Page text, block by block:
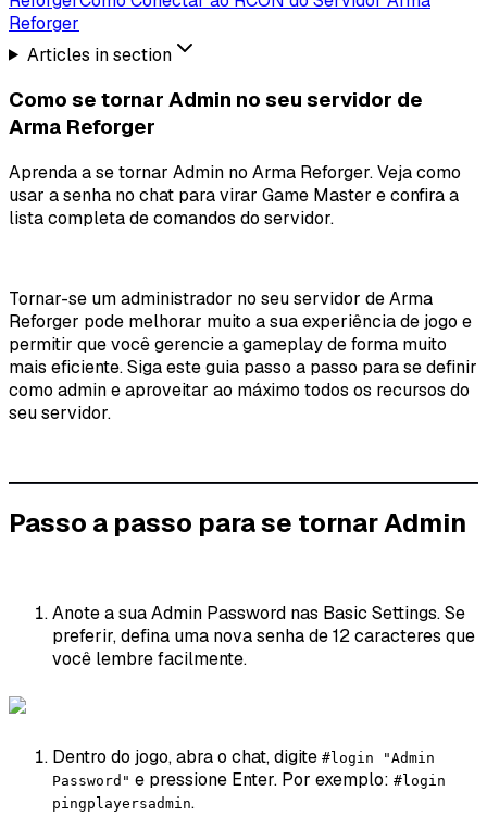
Reforger
Articles in section
Como se tornar Admin no seu servidor de
Arma Reforger
Aprenda a se tornar Admin no Arma Reforger. Veja como
usar a senha no chat para virar Game Master e confira a
lista completa de comandos do servidor.
Tornar-se um administrador no seu servidor de Arma
Reforger pode melhorar muito a sua experiência de jogo e
permitir que você gerencie a gameplay de forma muito
mais eficiente. Siga este guia passo a passo para se definir
como admin e aproveitar ao máximo todos os recursos do
seu servidor.
Passo a passo para se tornar Admin
Anote a sua Admin Password nas Basic Settings. Se
preferir, defina uma nova senha de 12 caracteres que
você lembre facilmente.
Dentro do jogo, abra o chat, digite #login "Admin
Password" e pressione Enter. Por exemplo: #login
pingplayersadmin.